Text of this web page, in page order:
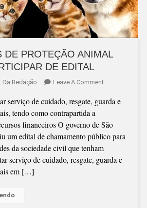
DE PROTEÇÃO ANIMAL
DE EDITAL
Da Redação Leave A CommentOn
DE
ANIMAL
PODEM
PARTICIPAR
DE
serviço de cuidado, resgate, guarda e
tendo como contrapartida a
financeiros O governo de São
um edital de chamamento público para
da sociedade civil que tenham
serviço de cuidado, resgate, guarda e
em […]